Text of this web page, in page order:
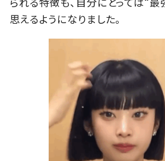
思えるようになりました。